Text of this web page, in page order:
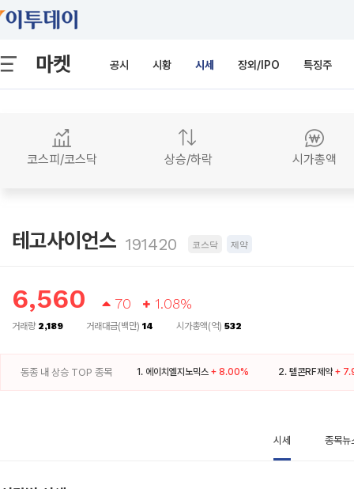
마켓 공시 시황 시세 장외/IPO 특징주
코스피/코스닥 상승/하락 시가총액
테고사이언스 191420 코스닥 제약
6,560 70 1.08%
거래량 2,189 거래대금(백만) 14 시가총액(억) 532
동종 내 상승 TOP 종목 1. 에이치엘지노믹스 + 8.00% 2. 텔콘RF제약 +
시세 종목뉴